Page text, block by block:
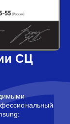
СЦ